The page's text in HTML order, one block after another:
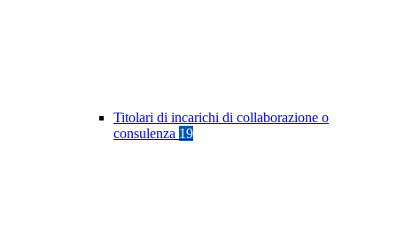
Titolari di incarichi di collaborazione o
consulenza 19